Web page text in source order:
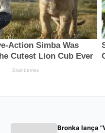
Bronka lança